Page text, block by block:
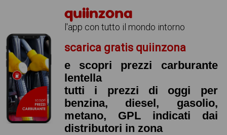
quiinzona
l'app con tutto il mondo intorno
scarica gratis quiinzona
e scopri prezzi carburante
lentella
tutti i prezzi di oggi per
benzina, diesel, gasolio,
metano, GPL indicati dai
distributori in zona